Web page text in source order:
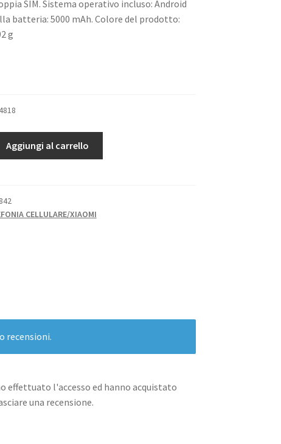
SIM. Sistema operativo incluso: Android
batteria: 5000 mAh. Colore del prodotto:
g
Aggiungi al carrello
CELLULARE/XIAOMI
recensioni.
effettuato l'accesso ed hanno acquistato
una recensione.